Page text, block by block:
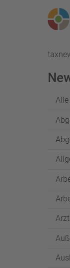
Alle